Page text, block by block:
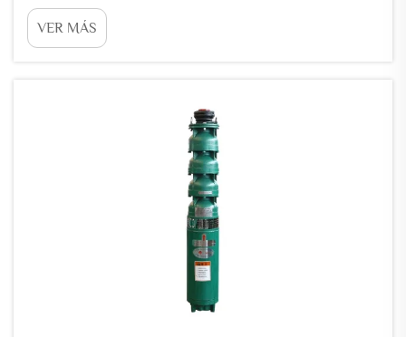
aplicaciones. Las bombas de agua sumergibles están
diseñadas y construidas para operar bajo el agua, con
la carcasa fácilmente impermeabilizada gracias a
VER MÁS